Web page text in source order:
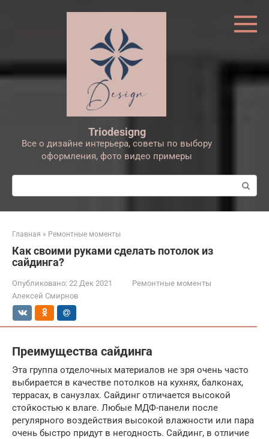
Triodesigng
Все о дизайне интерьера, советы по выбору
оформления, фото видео примеры
Поиск:
Главная » Ремонтные моменты
Как своими руками сделать потолок из
сайдинга?
Опубликовано: 22 Дек 2021
Ремонтные моменты
Алексей Смирнов
Преимущества сайдинга
Эта группа отделочных материалов не зря очень часто
выбирается в качестве потолков на кухнях, балконах,
террасах, в санузлах. Сайдинг отличается высокой
стойкостью к влаге. Любые МДФ-панели после
регулярного воздействия высокой влажности или пара
очень быстро придут в негодность. Сайдинг, в отличие